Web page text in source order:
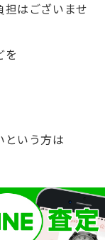
はございませ
を
という方は